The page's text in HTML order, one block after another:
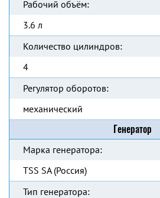
Рабочий объём:
3.6 л
Количество цилиндров:
4
Регулятор оборотов:
механический
Генератор
Марка генератора:
TSS SA (Россия)
Тип генератора: